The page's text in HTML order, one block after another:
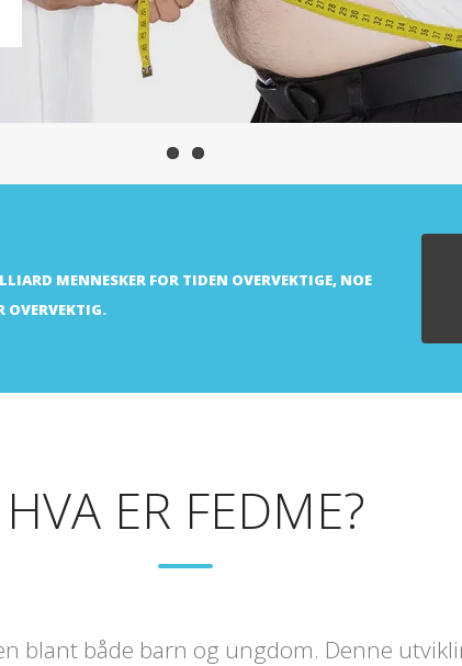
MENNESKER FOR TIDEN OVERVEKTIGE, NOE
OVERVEKTIG.
HVA ER FEDME?
blant både barn og ungdom. Denne